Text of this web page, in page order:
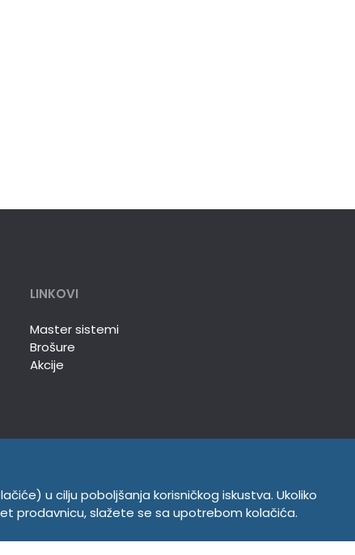
LINKOVI
Master sistemi
Brošure
Akcije
INFORMACIJE
Politika o kolačićima
u cilju poboljšanja korisničkog iskustva. Ukoliko
prodavnicu, slažete se sa upotrebom kolačića.